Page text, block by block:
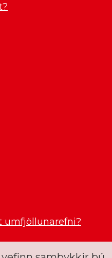
umfjöllunarefni?